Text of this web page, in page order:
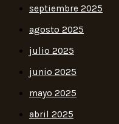
septiembre 2025
agosto 2025
julio 2025
junio 2025
mayo 2025
abril 2025